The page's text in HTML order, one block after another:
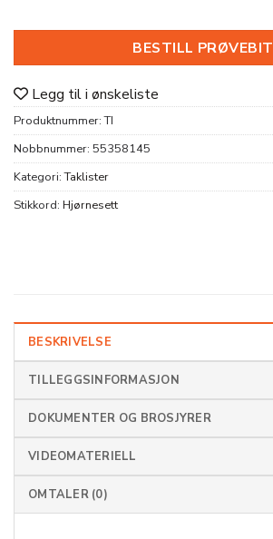
BESTILL PRØVEBIT
Legg til i ønskeliste
Produktnummer:TI
Nobbnummer: 55358145
Kategori:Taklister
Stikkord: Hjørnesett
BESKRIVELSE
TILLEGGSINFORMASJON
DOKUMENTER OG BROSJYRER
VIDEOMATERIELL
OMTALER (0)